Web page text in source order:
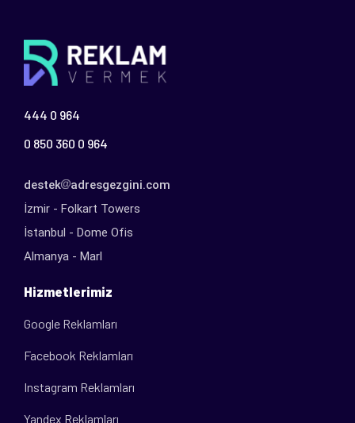
444 0 964
0 850 360 0 964
destek
adresgezgini.com
İzmir - Folkart Towers
İstanbul - Dome Ofis
Almanya - Marl
Hizmetlerimiz
Google Reklamları
Facebook Reklamları
Instagram Reklamları
Yandex Reklamları